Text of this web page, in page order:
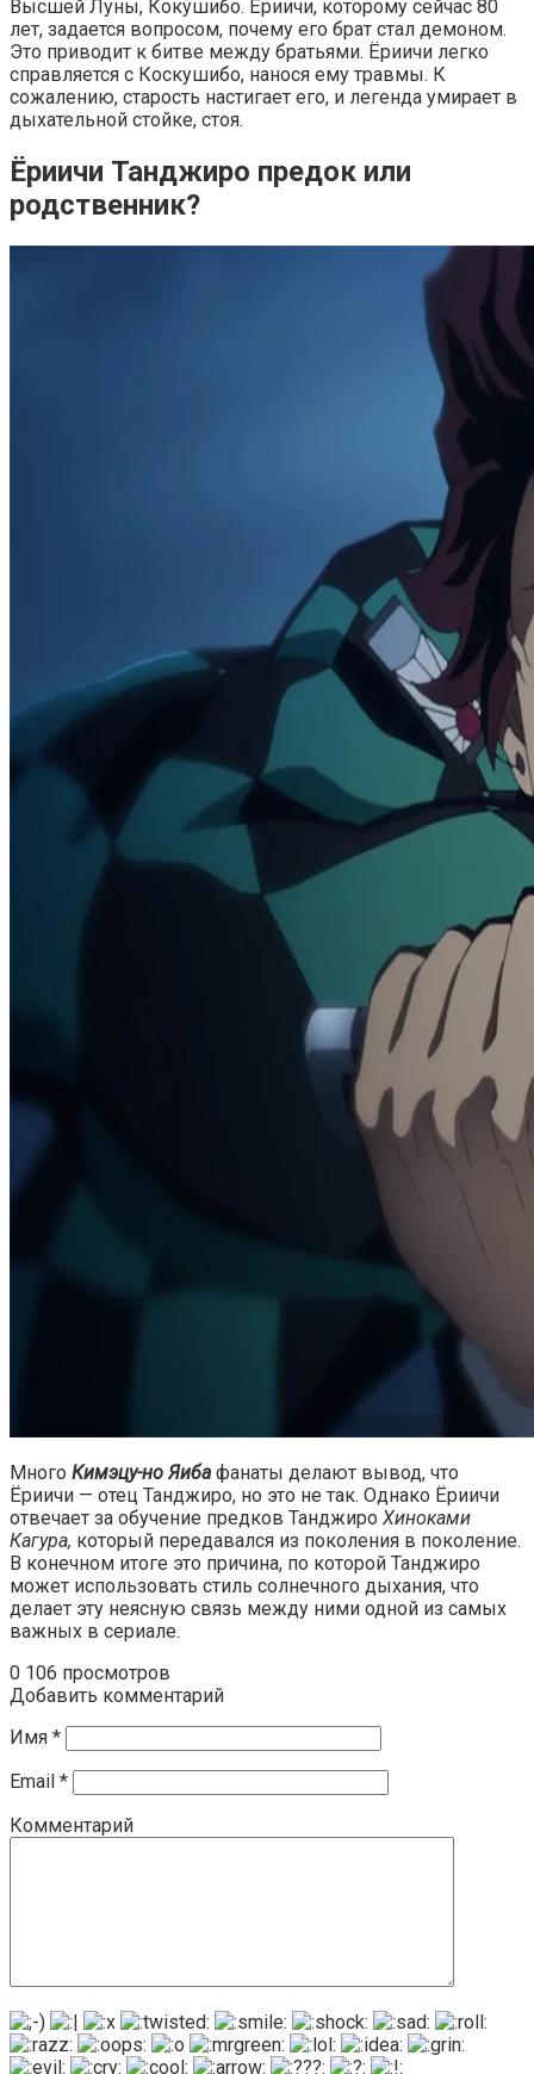
Высшей Луны, Кокушибо. Ёриичи, которому сейчас 80
лет, задается вопросом, почему его брат стал демоном.
Это приводит к битве между братьями. Ёриичи легко
справляется с Коскушибо, нанося ему травмы. К
сожалению, старость настигает его, и легенда умирает в
дыхательной стойке, стоя.
Ёриичи Танджиро предок или
родственник?
Много Кимэцу-но Яиба фанаты делают вывод, что
Ёриичи — отец Танджиро, но это не так. Однако Ёриичи
отвечает за обучение предков Танджиро Хиноками
Кагура, который передавался из поколения в поколение.
В конечном итоге это причина, по которой Танджиро
может использовать стиль солнечного дыхания, что
делает эту неясную связь между ними одной из самых
важных в сериале.
0 106 просмотров
Добавить комментарий
Имя *
Email *
Комментарий